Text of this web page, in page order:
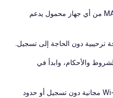
اختر شبكة MALPENSA FREE WI-FI من أي جهاز محمول يدعم
ترحيبية دون الحاجة إلى تسجيل.
والأحكام، وابدأ في
يقدّم مطار ميلانو مالبينسا خدمة Wi-Fi مجانية دون تسجيل أو حدود